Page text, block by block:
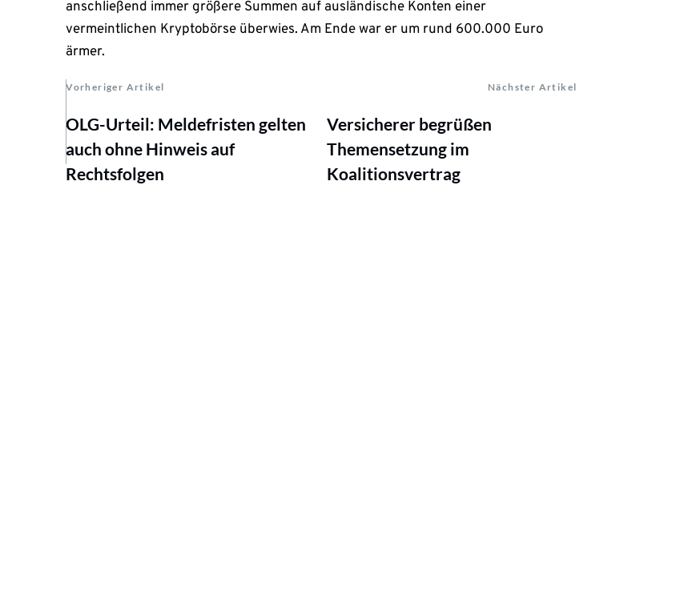
anschließend immer größere Summen auf ausländische Konten einer
vermeintlichen Kryptobörse überwies. Am Ende war er um rund 600.000 Euro
ärmer.
Vorheriger Artikel Nächster Artikel
OLG-Urteil: Meldefristen gelten
auch ohne Hinweis auf
Rechtsfolgen
Versicherer begrüßen
Themensetzung im
Koalitionsvertrag